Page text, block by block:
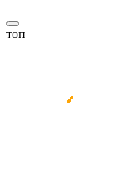
топ